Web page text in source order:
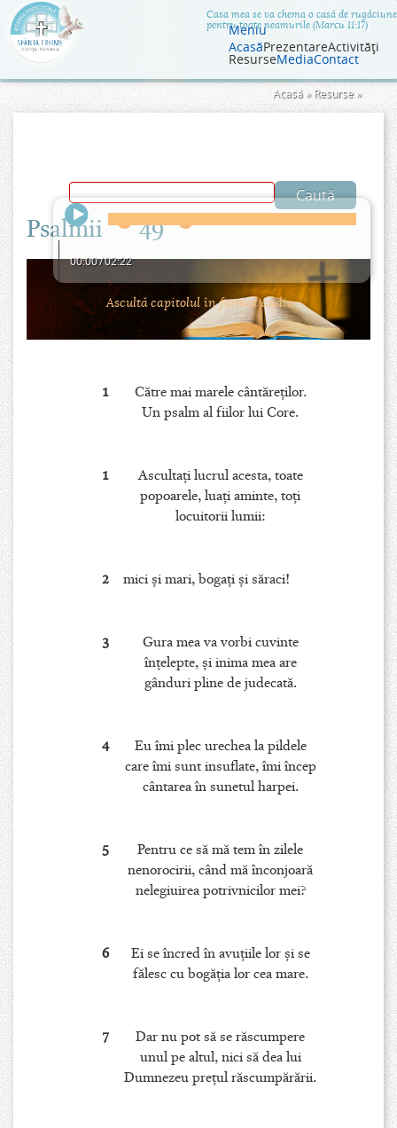
Jump to navigationCasa mea se va chema o casă de rugăciune
pentru toate neamurile (Marcu 11:17)
Meniu
AcasăPrezentareActivităţi
ResurseMediaContact
Eşti
aici
Acasă » Resurse»
Psalmii 49
00:00/02:22
Ascultă capitolul în format audio.
1
Către mai marele cântăreţilor.
Un psalm al fiilor lui Core.
1
Ascultaţi lucrul acesta, toate
popoarele, luaţi aminte, toţi
locuitorii lumii:
2 mici şi mari, bogaţi şi săraci!
3
Gura mea va vorbi cuvinte
înţelepte, şi inima mea are
gânduri pline de judecată.
4
Eu îmi plec urechea la pildele
care îmi sunt insuflate, îmi încep
cântarea în sunetul harpei.
5
Pentru ce să mă tem în zilele
nenorocirii, când mă înconjoară
nelegiuirea potrivnicilor mei?
6
Ei se încred în avuţiile lor şi se
fălesc cu bogăţia lor cea mare.
7
Dar nu pot să se răscumpere
unul pe altul, nici să dea lui
Dumnezeu preţul răscumpărării.